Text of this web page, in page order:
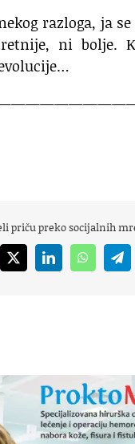
razloga, ja se
ni bolje.
priču preko socijalnih
X LinkedInWhatsApp